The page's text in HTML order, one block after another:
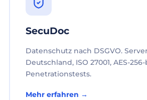
SecuDoc
Datenschutz nach DSGVO.
Deutschland, ISO 27001, AES-
Penetrationstests.
Mehr erfahren →